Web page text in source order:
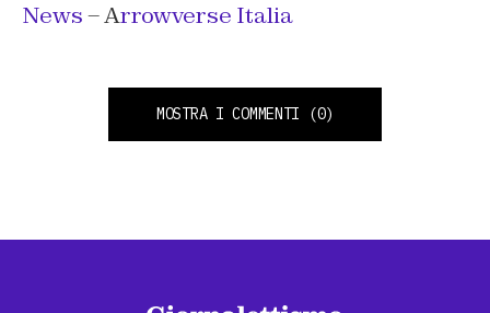
News– Arrowverse Italia
MOSTRA I COMMENTI (0)